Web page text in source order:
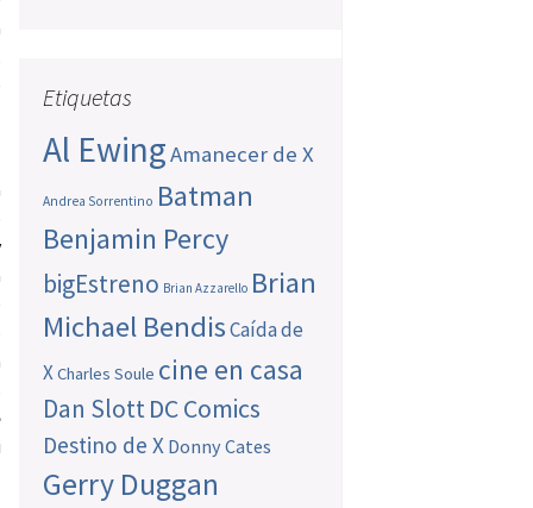
Etiquetas
Al EwingAmanecer de X
Andrea Sorrentino Batman
Benjamin Percy
bigEstreno Brian Azzarello Brian
Michael BendisCaída de
XCharles Soule cine en casa
Dan SlottDC Comics
Destino de X Donny Cates
Gerry Duggan